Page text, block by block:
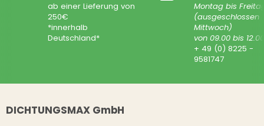
ab einer Lieferung von
250€
*innerhalb
Deutschland*
Montag bis
(ausgeschlossen
Mittwoch)
von 09.00 bis
+ 49 (0) 8225 -
9581747
DICHTUNGSMAX GmbH